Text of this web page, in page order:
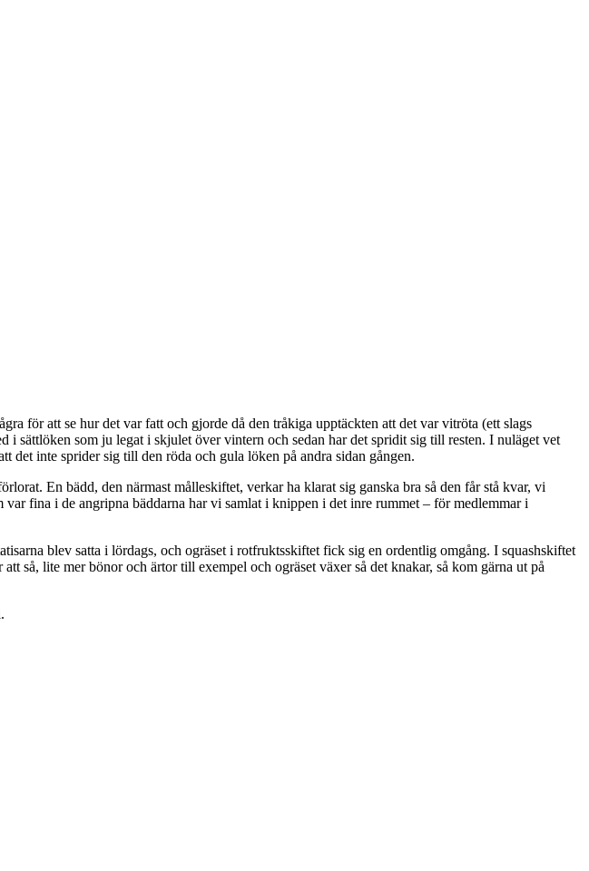
för att se hur det var fatt och gjorde då den tråkiga upptäckten att det var vitröta (ett slags
sättlöken som ju legat i skjulet över vintern och sedan har det spridit sig till resten. I nuläget vet
det inte sprider sig till den röda och gula löken på andra sidan gången.
En bädd, den närmast målleskiftet, verkar ha klarat sig ganska bra så den får stå kvar, vi
fina i de angripna bäddarna har vi samlat i knippen i det inre rummet – för medlemmar i
blev satta i lördags, och ogräset i rotfruktsskiftet fick sig en ordentlig omgång. I squashskiftet
så, lite mer bönor och ärtor till exempel och ogräset växer så det knakar, så kom gärna ut på